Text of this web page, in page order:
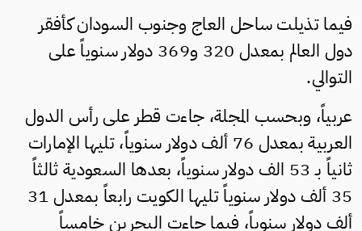
فيما تذيلت ساحل العاج وجنوب السودان كأفقر
دول العالم بمعدل 320 و369 دولار سنوياً على
التوالي.
عربياً، وبحسب المجلة، جاءت قطر على رأس الدول
العربية بمعدل 76 ألف دولار سنوياً، تليها الإمارات
ثانياً بـ 53 الف دولار سنوياً، بعدها السعودية ثالثاً
35 ألف دولار سنوياً تليها الكويت رابعاً بمعدل 31
ألف دولار سنوياً، فيما جاءت البحرين خامساً